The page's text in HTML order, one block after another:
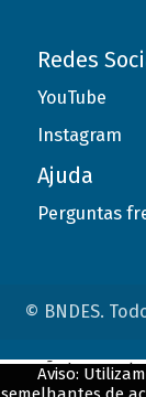
Redes
YouTube
Instagram
Ajuda
Perguntas
© BNDES.
Aviso:
ConteÃºdo